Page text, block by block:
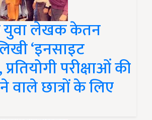
युवा लेखक केतन
‘इनसाइट
परीक्षाओं की
वाले छात्रों के लिए